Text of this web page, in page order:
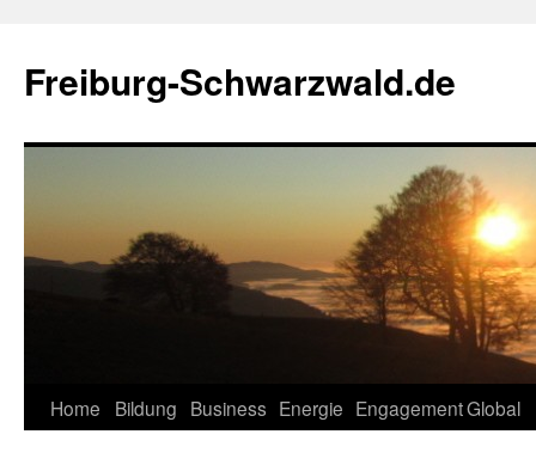
springen
Freiburg-Schwarzwald.de
Home Bildung Business Energie EngagementGlobal